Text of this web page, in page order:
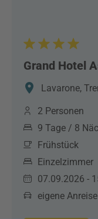
Grand Hotel
Lavarone,
2 Personen
9 Tage / 8
Frühstück
Einzelzimmer
07.09.2026 -
eigene Anreise